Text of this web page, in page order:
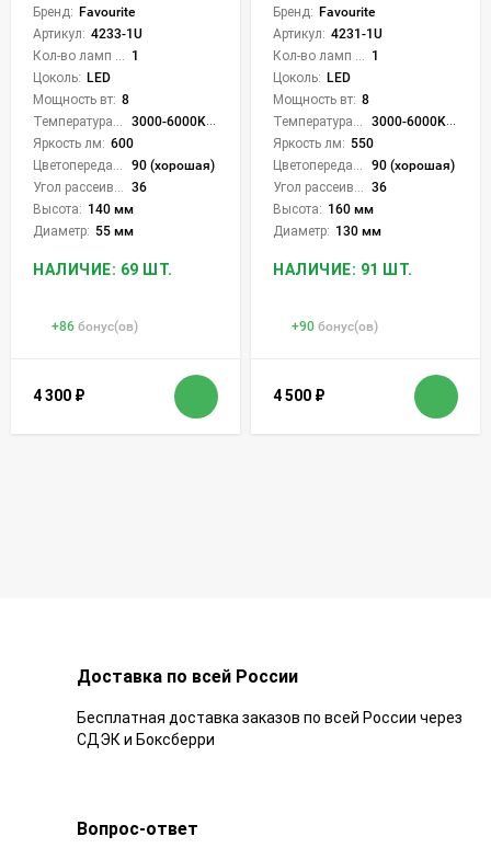
Бренд: Favourite
Артикул: 4233-1U
1
Цоколь: LED
Мощность вт: 8
3000-6000K (плавная рег.)
Яркость лм: 600
90 (хорошая)
36
Высота: 140 мм
Диаметр: 55 мм
НАЛИЧИЕ: 69 ШТ.
+86 бонус(ов)
4 300 ₽
Бренд: Favourite
Артикул: 4231-1U
1
Цоколь: LED
Мощность вт: 8
3000-6000K (плавная рег.)
Яркость лм: 550
90 (хорошая)
36
Высота: 160 мм
Диаметр: 130 мм
НАЛИЧИЕ: 91 ШТ.
+90 бонус(ов)
4 500 ₽
Доставка по всей России
Бесплатная доставка заказов по всей России через
СДЭК и Боксберри
Вопрос-ответ